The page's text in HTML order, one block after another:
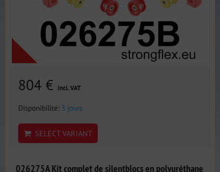
804 € incl. VAT
Disponibilité: 3 jours
SELECT VARIANT
026275A Kit complet de silentblocs en polyuréthane